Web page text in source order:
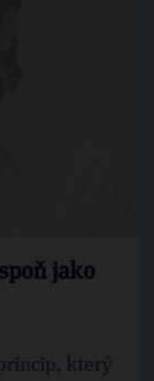
jako
který